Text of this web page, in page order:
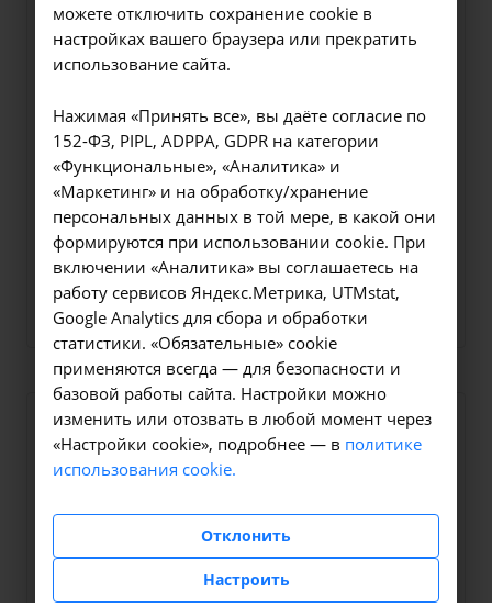
Наша клиника постоянно работает над
благодарны нашим пациентам за оказанное
доверие и положительные отзывы о
совместной работе.
Не стесняйтесь оставлять отзывы — они
помогают нам становиться лучше!
Оставить свой отзыв
10 декабря 2024
Татьяна В
Была в клинике на курсе косметологического
можете отключить сохранение cookie в
настройках вашего браузера или прекратить
использование сайта.
Нажимая «Принять все», вы даёте согласие по
152-ФЗ, PIPL, ADPPA, GDPR на категории
«Функциональные», «Аналитика» и
«Маркетинг» и на обработку/хранение
персональных данных в той мере, в какой они
формируются при использовании cookie. При
включении «Аналитика» вы соглашаетесь на
работу сервисов Яндекс.Метрика, UTMstat,
Google Analytics для сбора и обработки
статистики. «Обязательные» cookie
применяются всегда — для безопасности и
базовой работы сайта. Настройки можно
изменить или отозвать в любой момент через
«Настройки cookie», подробнее — в политике
использования cookie.
Отклонить
Настроить